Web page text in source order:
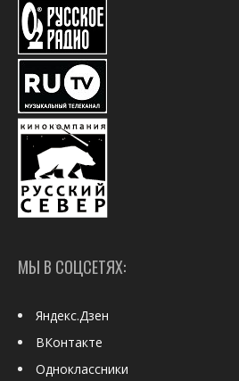
МЫ В СОЦСЕТЯХ:
Яндекс.Дзен
ВКонтакте
Одноклассники